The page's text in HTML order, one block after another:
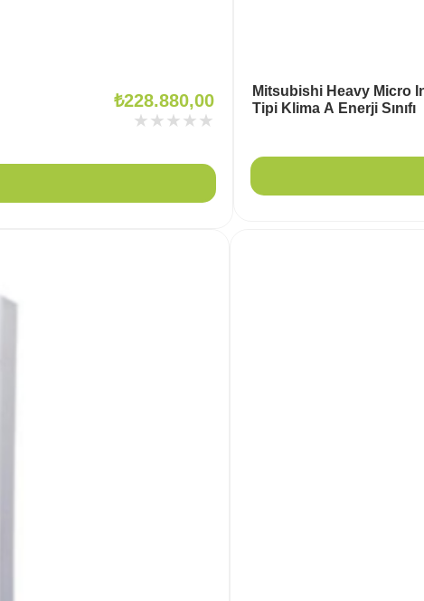
₺228.880,00
★★★★★
Mitsubishi Heavy Micro
Tipi Klima A Enerji Sınıfı